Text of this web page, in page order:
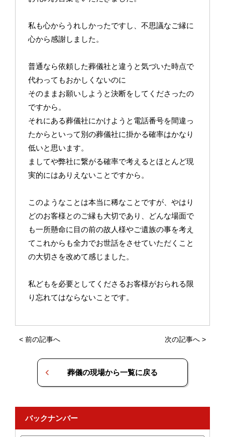
私も心からうれしかったですし、不思議なご縁に
心から感謝しました。
普通なら依頼した葬儀社と違うと気づいた時点で
代わってもおかしくないのに
そのままお願いしようと決断をしてくださったの
ですから。
それにある葬儀社にかけようと電話番号を間違っ
たからといって別の葬儀社に掛かる確率はかなり
低いと思います。
ましてや弊社に繋がる確率で考えるとほとんど現
実的にはありえないことですから。
このようなことは本当に稀なことですが、やはり
どのお客様とのご縁も大切であり、どんな場面で
も一所懸命に目の前の故人様やご遺族の事を考え
てこれからも全力でお世話をさせていただくこと
の大切さを改めて感じました。
私どもを必要としてくださるお客様がおられる限
り忘れてはならないことです。
< 前の記事へ 次の記事へ >
葬儀の現場から一覧に戻る
バックナンバー